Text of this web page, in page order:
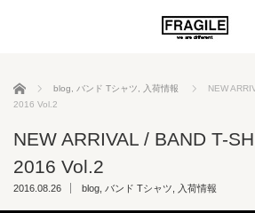
ホーム blog バンド Tシャツ 入荷情報
NEW
2016 Vol.2
NEW ARRIVAL / BAND T-
2016 Vol.2
2016.08.26 blog バンド Tシャツ 入荷情報